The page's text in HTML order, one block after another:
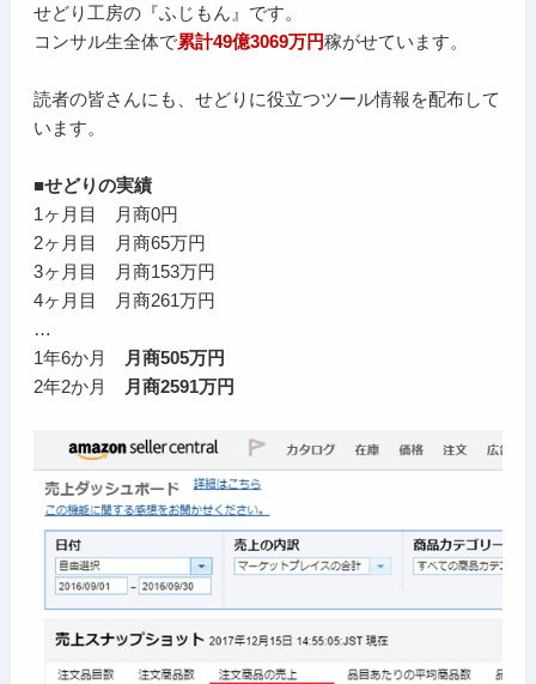
せどり工房の『ふじもん』です。
コンサル生全体で累計49億3069万円稼がせています。
読者の皆さんにも、せどりに役立つツール情報を配布して
います。
■せどりの実績
1ヶ月目 月商0円
2ヶ月目 月商65万円
3ヶ月目 月商153万円
4ヶ月目 月商261万円
…
1年6か月
月商505万円
2年2か月
月商2591万円